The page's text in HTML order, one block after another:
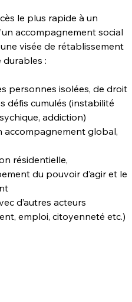
le plus rapide à un
accompagnement social
visée de rétablissement
:
personnes isolées, de droit
défis cumulés (instabilité
addiction)
accompagnement global,
résidentielle,
du pouvoir d’agir et le
d’autres acteurs
emploi, citoyenneté etc.)